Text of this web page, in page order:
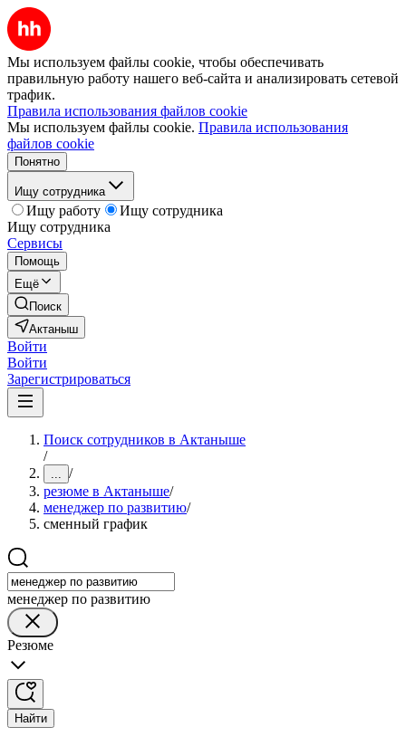
Мы используем файлы cookie, чтобы обеспечивать
правильную работу нашего веб-сайта и анализировать сетевой
трафик.
Правила использования файлов cookie
Мы используем файлы cookie. Правила использования
файлов cookie
Понятно
Ищу сотрудника
Ищу работу
Ищу сотрудника
Ищу сотрудника
Сервисы
Помощь
Ещё
Поиск
Актаныш
Войти
Войти
Зарегистрироваться
Поиск сотрудников в Актаныше
/
... /
резюме в Актаныше/
менеджер по развитию/
сменный график
менеджер по развитию
Резюме
Найти